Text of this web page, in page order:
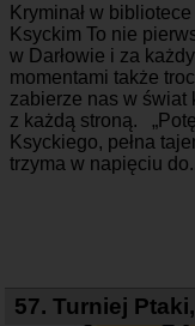
Kryminał w
Ksyckim To nie
w Darłowie i za
momentami także
zabierze nas w świat
z każdą stroną.
Ksyckiego, pełna
trzyma w napięciu
57. Turniej